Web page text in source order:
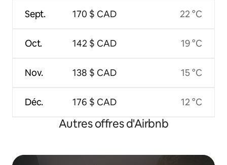
Sept.
Oct.
Nov.
Déc.
170 $ CAD
142 $ CAD
138 $ CAD
176 $ CAD
22 °C
19 °C
15 °C
12 °C
Autres offres d'Airbnb